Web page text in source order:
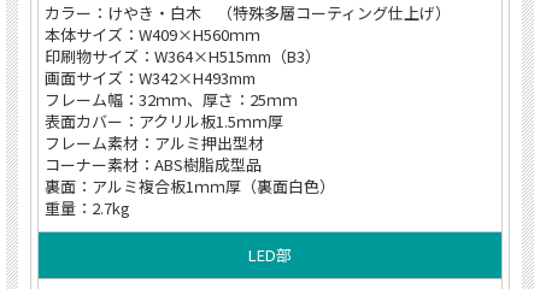
カラー：けやき・白木 （特殊多層コーティング仕上げ）
本体サイズ：W409×H560ｍｍ
印刷物サイズ：W364×H515mm（B3）
画面サイズ：W342×H493mm
フレーム幅：32ｍｍ、厚さ：25ｍｍ
表面カバー：アクリル板1.5ｍｍ厚
フレーム素材：アルミ押出型材
コーナー素材：ABS樹脂成型品
裏面：アルミ複合板1ｍｍ厚（裏面白色）
重量：2.7kg
LED部